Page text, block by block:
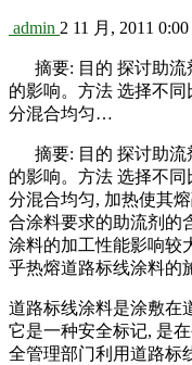
admin 2 11 月, 2011 0:00
摘要: 目的 探讨助流
的影响。方法 选择不
分混合均匀…
摘要: 目的 探讨助流
的影响。方法 选择不
分混合均匀, 加热使其
合涂料要求的助流剂的
涂料的加工性能影响较
乎热熔道路标线涂料的
道路标线涂料是涂敷在
它是一种安全标记, 是
全管理部门利用道路标